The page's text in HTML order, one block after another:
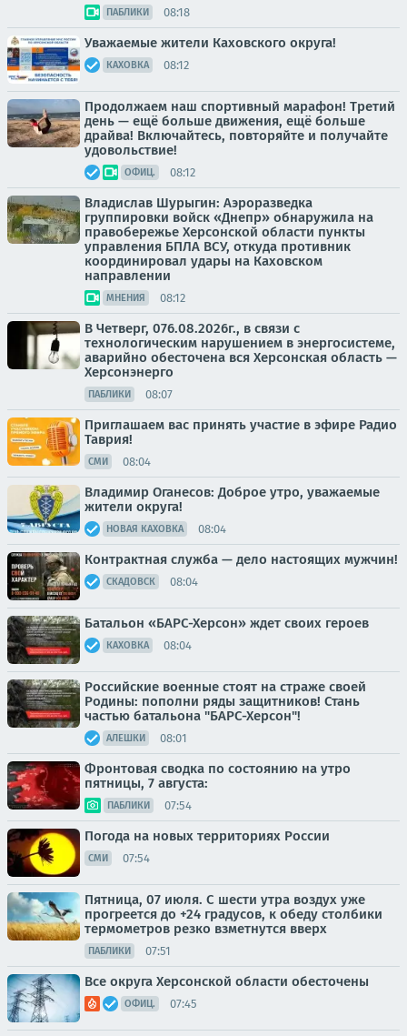
ПАБЛИКИ 08:18
Уважаемые жители Каховского округа!
КАХОВКА 08:12
Продолжаем наш спортивный марафон! Третий
день — ещё больше движения, ещё больше
драйва! Включайтесь, повторяйте и получайте
удовольствие!
ОФИЦ. 08:12
Владислав Шурыгин: Аэроразведка
группировки войск «Днепр» обнаружила на
правобережье Херсонской области пункты
управления БПЛА ВСУ, откуда противник
координировал удары на Каховском
направлении
МНЕНИЯ 08:12
В Четверг, 076.08.2026г., в связи с
технологическим нарушением в энергосистеме,
аварийно обесточена вся Херсонская область —
Херсонэнерго
ПАБЛИКИ 08:07
Приглашаем вас принять участие в эфире Радио
Таврия!
СМИ 08:04
Владимир Оганесов: Доброе утро, уважаемые
жители округа!
НОВАЯ КАХОВКА 08:04
Контрактная служба — дело настоящих мужчин!
СКАДОВСК 08:04
Батальон «БАРС-Херсон» ждет своих героев
КАХОВКА 08:04
Российские военные стоят на страже своей
Родины: пополни ряды защитников! Стань
частью батальона "БАРС-Херсон"!
АЛЕШКИ 08:01
Фронтовая сводка по состоянию на утро
пятницы, 7 августа:
ПАБЛИКИ 07:54
Погода на новых территориях России
СМИ 07:54
Пятница, 07 июля. С шести утра воздух уже
прогреется до +24 градусов, к обеду столбики
термометров резко взметнутся вверх
ПАБЛИКИ 07:51
Все округа Херсонской области обесточены
ОФИЦ. 07:45